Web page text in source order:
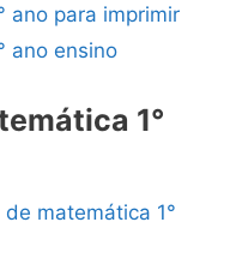
ano para imprimir
ano ensino
1°
matemática 1°